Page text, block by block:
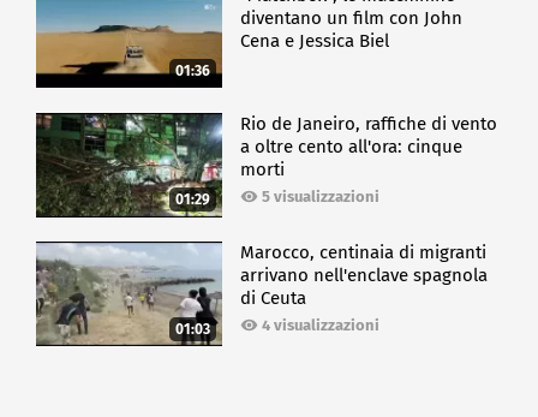
01:36
diventano un film con John
Cena e Jessica Biel
01:29
Rio de Janeiro, raffiche di vento
a oltre cento all'ora: cinque
morti
5 visualizzazioni
01:03
Marocco, centinaia di migranti
arrivano nell'enclave spagnola
di Ceuta
4 visualizzazioni